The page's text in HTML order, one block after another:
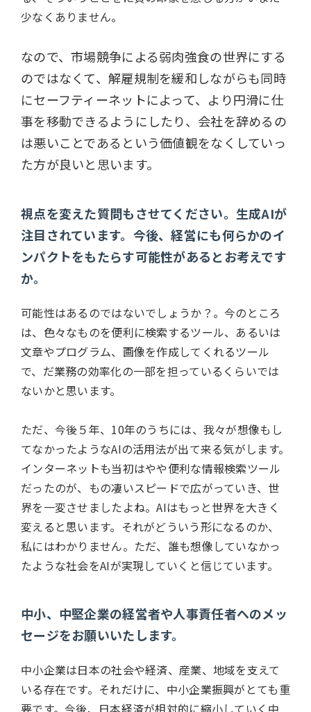
少なくありません。
なので、市場競争による弱肉強食の世界にする
のではなくて、解雇規制を緩和しながらも同時
にセーフティーネットによって、より円滑に仕
事を移動できるようにしたり、会社を辞めるの
は悪いことであるという価値観をなくしていっ
た方が良いと思います。
視点を変えた質問もさせてください。生成AIが
注目されています。今後、経営にも何らかのイ
ンパクトをもたらす可能性があるとお考えです
か。
可能性はあるのではないでしょうか？。今のところ
は、色々なものを便利に検索するツール、あるいは
文章やプログラム、画像を作成してくれるツール
で、だ業務の効率化の一部を担っているくらいでは
ないかと思います。
ただ、今後５年、 10年のうちには、我々が想像もし
てなかったようなAIの活用法が出て来る気がします。
インターネットも当初はやや便利な情報検索ツール
だったのが、もの凄いスピードで広がっていき、世
界を一変させましたよね。AIはもっと世界を大きく
変えると思います。それがどういう形になるのか、
私にはわかりません。ただ、誰も想像していなかっ
たような社会をAIが実現していくと信じています。
中小、中堅企業の経営者や人事責任者へのメッ
セージをお願いいたします。
中小企業は日本の社会や経済、産業、地域を支えて
いる存在です。それだけに、中小企業振興がとても重
要です。今後、日本経済が相対的に縮小していく中